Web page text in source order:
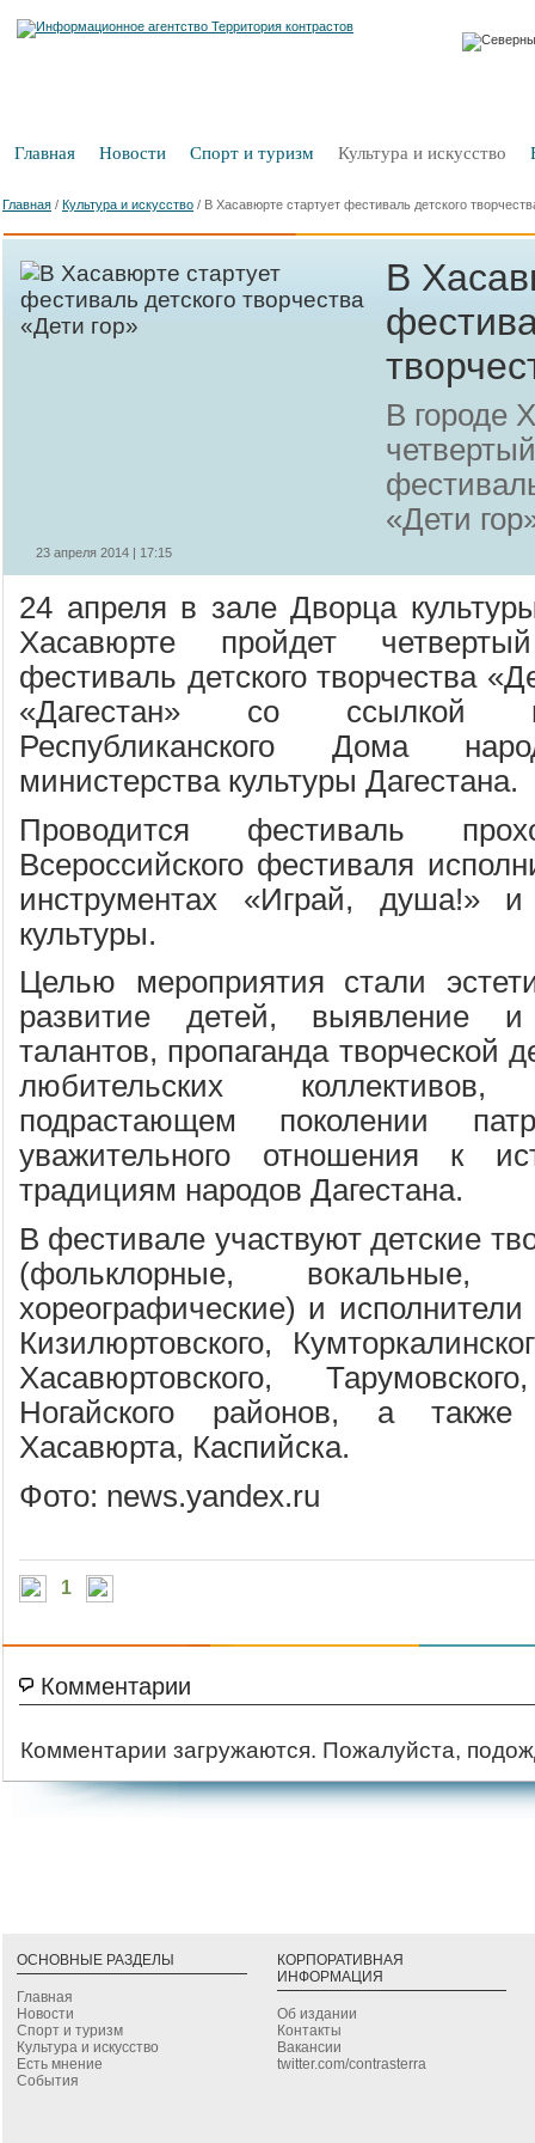
Главная Новости Спорт и туризм Культура и искусство
Главная / Культура и искусство / В Хасавюрте стартует фестиваль детского
В
В городе
«Дети
23 апреля 2014 | 17:15
24 апреля в зале Дворца
Хасавюрте пройдет
фестиваль детского творчества
«Дагестан» со ссылкой
Республиканского Дома
министерства культуры Дагестана.
Проводится фестиваль
Всероссийского фестиваля
инструментах «Играй, душа!»
культуры.
Целью мероприятия стали
развитие детей, выявление
талантов, пропаганда творческой
любительских
подрастающем поколении
уважительного отношения к
традициям народов Дагестана.
В фестивале участвуют детские
(фольклорные, вокальные,
хореографические) и
Кизилюртовского,
Хасавюртовского,
Ногайского районов, а также
Хасавюрта, Каспийска.
Фото: news.yandex.ru
1
Комментарии
Комментарии загружаются. Пожалуйста,
ОСНОВНЫЕ РАЗДЕЛЫ
Главная
Новости
Спорт и туризм
Культура и искусство
Есть мнение
События
КОРПОРАТИВНАЯ
ИНФОРМАЦИЯ
Об издании
Контакты
Вакансии
twitter.com/contrasterra